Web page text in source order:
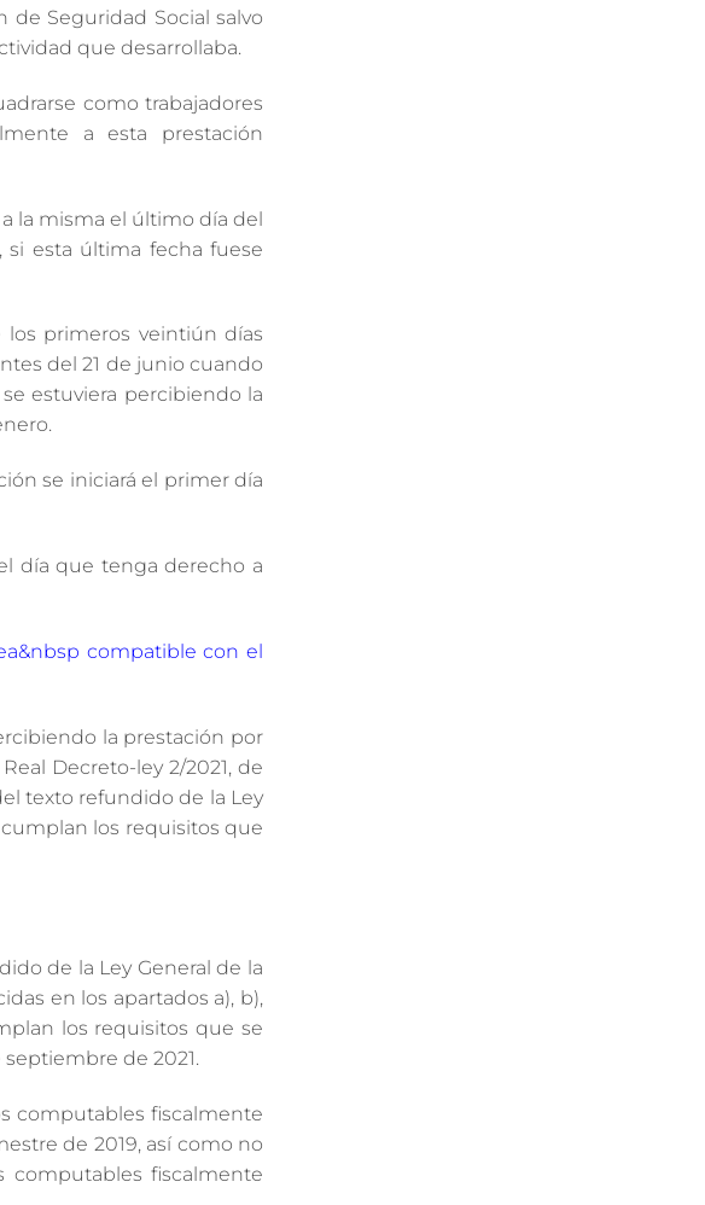
de Seguridad Social salvo
que desarrollaba.
como trabajadores
a esta prestación
la misma el último día del
esta última fecha fuese
primeros veintiún días
del 21 de junio cuando
estuviera percibiendo la
se iniciará el primer día
día que tenga derecho a
compatible con el
la prestación por
Decreto-ley 2/2021, de
texto refundido de la Ley
los requisitos que
de la Ley General de la
en los apartados a), b),
los requisitos que se
de 2021.
computables fiscalmente
de 2019, así como no
fiscalmente